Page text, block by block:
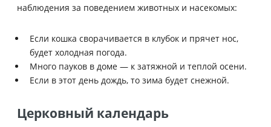
наблюдения за поведением животных и насекомых:
Если кошка сворачивается в клубок и прячет нос,
будет холодная погода.
Много пауков в доме — к затяжной и теплой осени.
Если в этот день дождь, то зима будет снежной.
Церковный календарь